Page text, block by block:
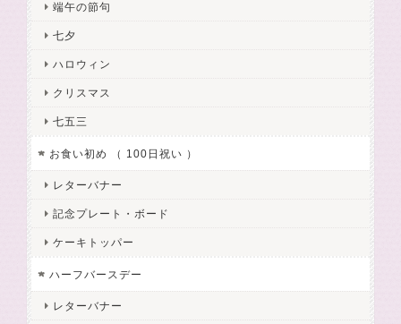
端午の節句
七夕
ハロウィン
クリスマス
七五三
お食い初め （ 100日祝い ）
レターバナー
記念プレート・ボード
ケーキトッパー
ハーフバースデー
レターバナー